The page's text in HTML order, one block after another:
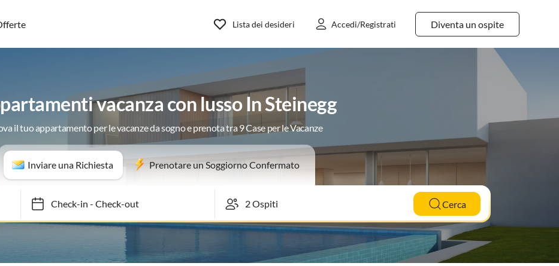
Diventa un ospite
Lista dei desideri Accedi/Registrati
vacanza con lusso In Steinegg
il tuo appartamento per le vacanze da sogno e prenota tra 9 Case per le Vacanze
Inviare una Richiesta Prenotare un Soggiorno Confermato
Check-in- Check-out Cerca